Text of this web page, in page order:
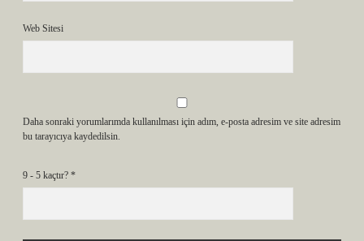
Web Sitesi
Daha sonraki yorumlarımda kullanılması için adım, e-posta adresim ve site adresim
bu tarayıcıya kaydedilsin.
9 - 5 kaçtır? *